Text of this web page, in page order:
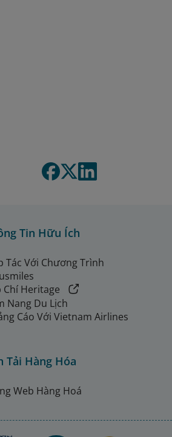
Tin Hữu Ích
Tác Với Chương Trình
Chí Heritage
Nang Du Lịch
Cáo Với Vietnam Airlines
Tải Hàng Hóa
Web Hàng Hoá